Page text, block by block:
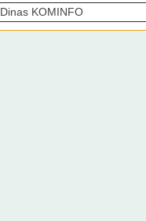
Dinas KOMINFO